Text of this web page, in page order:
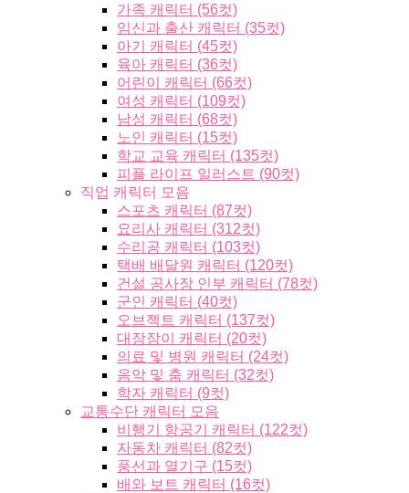
가족 캐릭터 (56컷)
임신과 출산 캐릭터 (35컷)
아기 캐릭터 (45컷)
육아 캐릭터 (36컷)
어린이 캐릭터 (66컷)
여성 캐릭터 (109컷)
남성 캐릭터 (68컷)
노인 캐릭터 (15컷)
학교 교육 캐릭터 (135컷)
피플 라이프 일러스트 (90컷)
직업 캐릭터 모음
스포츠 캐릭터 (87컷)
요리사 캐릭터 (312컷)
수리공 캐릭터 (103컷)
택배 배달원 캐릭터 (120컷)
건설 공사장 인부 캐릭터 (78컷)
군인 캐릭터 (40컷)
오브젝트 캐릭터 (137컷)
대장장이 캐릭터 (20컷)
의료 및 병원 캐릭터 (24컷)
음악 및 춤 캐릭터 (32컷)
학자 캐릭터 (9컷)
교통수단 캐릭터 모음
비행기 항공기 캐릭터 (122컷)
자동차 캐릭터 (82컷)
풍선과 열기구 (15컷)
배와 보트 캐릭터 (16컷)